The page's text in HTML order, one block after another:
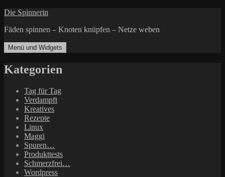
Zum
springen
Die Spinnerin
Fäden spinnen – Knoten knüpfen – Netze weben
Menü und Widgets
Kategorien
Tag für Tag
Verdampft
Kreatives
Rezepte
Linux
Maggi
Spuren…
Produkttests
Schmerzfrei…
Wordpress